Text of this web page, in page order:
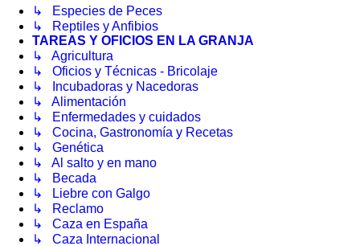
↳ Especies de Peces
↳ Reptiles y Anfibios
TAREAS Y OFICIOS EN LA GRANJA
↳ Agricultura
↳ Oficios y Técnicas - Bricolaje
↳ Incubadoras y Nacedoras
↳ Alimentación
↳ Enfermedades y cuidados
↳ Cocina, Gastronomía y Recetas
↳ Genética
↳ Al salto y en mano
↳ Becada
↳ Liebre con Galgo
↳ Reclamo
↳ Caza en España
↳ Caza Internacional